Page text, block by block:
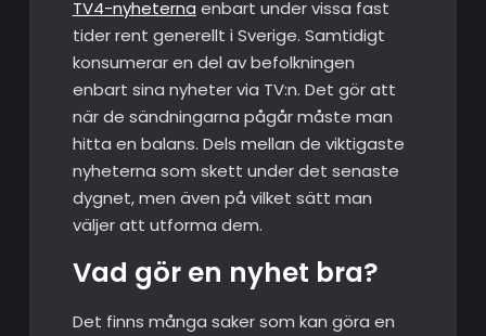
TV4-nyheterna enbart under vissa fast
tider rent generellt i Sverige. Samtidigt
konsumerar en del av befolkningen
enbart sina nyheter via TV:n. Det gör att
när de sändningarna pågår måste man
hitta en balans. Dels mellan de viktigaste
nyheterna som skett under det senaste
dygnet, men även på vilket sätt man
väljer att utforma dem.
Vad gör en nyhet bra?
Det finns många saker som kan göra en